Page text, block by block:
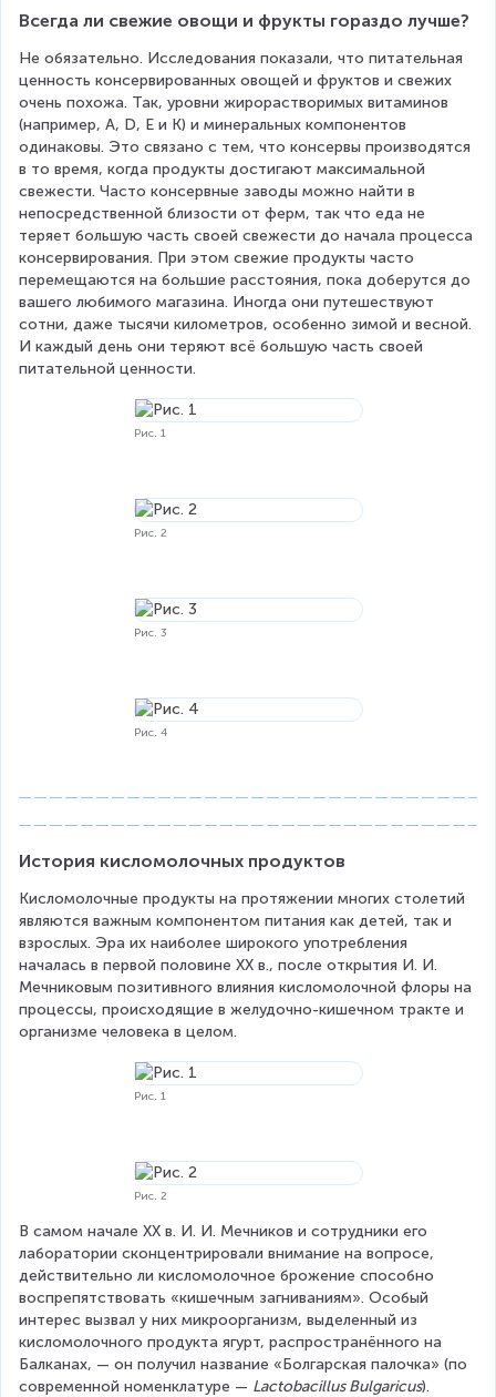
Всегда ли свежие овощи и фрукты гораздо лучше?
Не обязательно. Исследования показали, что питательная
ценность консервированных овощей и фруктов и свежих
очень похожа. Так, уровни жирорастворимых витаминов
(например, A, D, E и K) и минеральных компонентов
одинаковы. Это связано с тем, что консервы производятся
в то время, когда продукты достигают максимальной
свежести. Часто консервные заводы можно найти в
непосредственной близости от ферм, так что еда не
теряет большую часть своей свежести до начала процесса
консервирования. При этом свежие продукты часто
перемещаются на большие расстояния, пока доберутся до
вашего любимого магазина. Иногда они путешествуют
сотни, даже тысячи километров, особенно зимой и весной.
И каждый день они теряют всё большую часть своей
питательной ценности.
Рис. 1
Рис. 2
Рис. 3
Рис. 4
История кисломолочных продуктов
Кисломолочные продукты на протяжении многих столетий
являются важным компонентом питания как детей, так и
взрослых. Эра их наиболее широкого употребления
началась в первой половине XX в., после открытия И. И.
Мечниковым позитивного влияния кисломолочной флоры на
процессы, происходящие в желудочно-кишечном тракте и
организме человека в целом.
Рис. 1
Рис. 2
В самом начале XX в. И. И. Мечников и сотрудники его
лаборатории сконцентрировали внимание на вопросе,
действительно ли кисломолочное брожение способно
воспрепятствовать «кишечным загниваниям». Особый
интерес вызвал у них микроорганизм, выделенный из
кисломолочного продукта ягурт, распространённого на
Балканах, — он получил название «Болгарская палочка» (по
современной номенклатуре — Lactobacillus Bulgaricus).